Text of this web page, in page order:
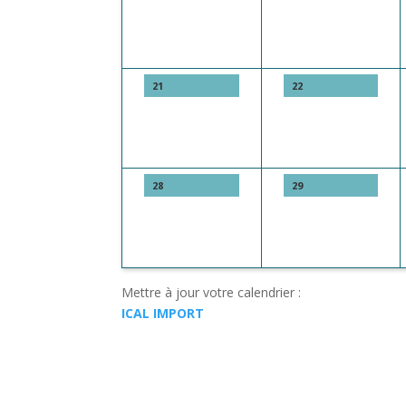
21 22
28 29
Mettre à jour votre calendrier :
ICAL IMPORT